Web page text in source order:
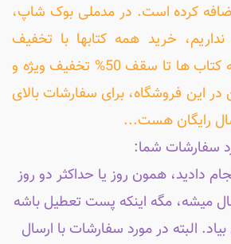
کرده است. در مدملی بوک شاپ،
خرید همه کتابها با تخفیف
انجام می شود و کلیه کتاب ها تا سقف 50% تخفیف ویژه و
در این فروشگاه، برای سفارشات بالای
سفارشات شما:
دادید، همون روز یا حداکثر دو روز
میشه، مگه اینکه پست تعطیل باشه
البته در مورد سفارشات با ارسال